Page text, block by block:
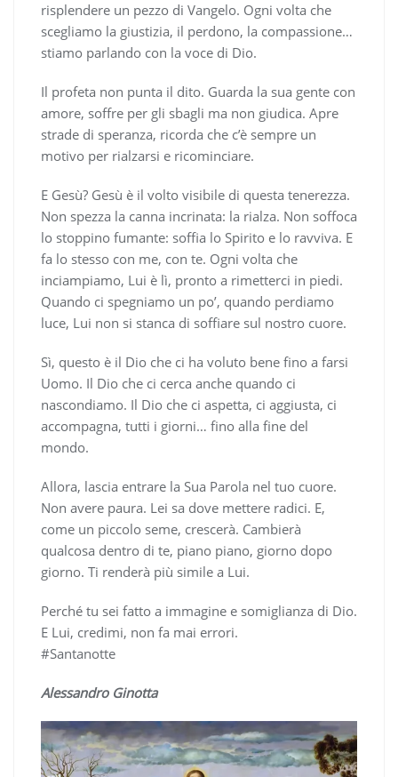
risplendere un pezzo di Vangelo. Ogni volta che
scegliamo la giustizia, il perdono, la compassione…
stiamo parlando con la voce di Dio.
Il profeta non punta il dito. Guarda la sua gente con
amore, soffre per gli sbagli ma non giudica. Apre
strade di speranza, ricorda che c’è sempre un
motivo per rialzarsi e ricominciare.
E Gesù? Gesù è il volto visibile di questa tenerezza.
Non spezza la canna incrinata: la rialza. Non soffoca
lo stoppino fumante: soffia lo Spirito e lo ravviva. E
fa lo stesso con me, con te. Ogni volta che
inciampiamo, Lui è lì, pronto a rimetterci in piedi.
Quando ci spegniamo un po’, quando perdiamo
luce, Lui non si stanca di soffiare sul nostro cuore.
Sì, questo è il Dio che ci ha voluto bene fino a farsi
Uomo. Il Dio che ci cerca anche quando ci
nascondiamo. Il Dio che ci aspetta, ci aggiusta, ci
accompagna, tutti i giorni… fino alla fine del
mondo.
Allora, lascia entrare la Sua Parola nel tuo cuore.
Non avere paura. Lei sa dove mettere radici. E,
come un piccolo seme, crescerà. Cambierà
qualcosa dentro di te, piano piano, giorno dopo
giorno. Ti renderà più simile a Lui.
Perché tu sei fatto a immagine e somiglianza di Dio.
E Lui, credimi, non fa mai errori.
#Santanotte
Alessandro Ginotta